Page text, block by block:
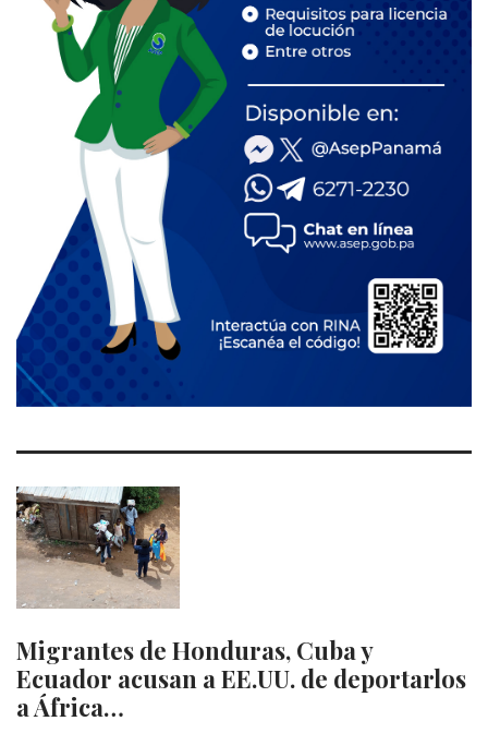
Migrantes de Honduras, Cuba y
Ecuador acusan a EE.UU. de deportarlos
a África…